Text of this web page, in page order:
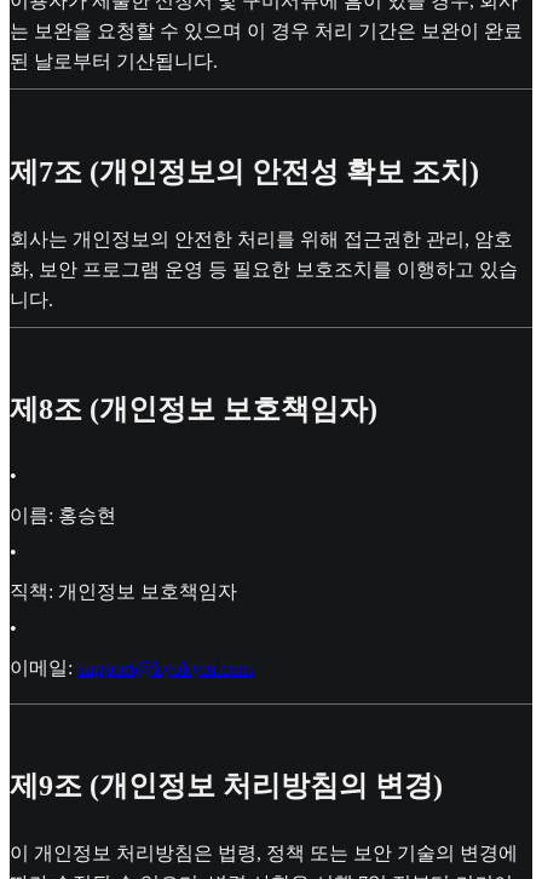
는 보완을 요청할 수 있으며 이 경우 처리 기간은 보완이 완료
된 날로부터 기산됩니다.
제7조 (개인정보의 안전성 확보 조치)
회사는 개인정보의 안전한 처리를 위해 접근권한 관리, 암호
화, 보안 프로그램 운영 등 필요한 보호조치를 이행하고 있습
니다.
제8조 (개인정보 보호책임자)
•
이름: 홍승현
•
직책: 개인정보 보호책임자
•
이메일: support@kyokyoi.com
제9조 (개인정보 처리방침의 변경)
이 개인정보 처리방침은 법령, 정책 또는 보안 기술의 변경에